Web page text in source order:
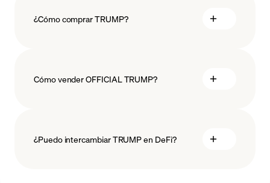
¿Cómo comprar TRUMP?
Cómo vender OFFICIAL TRUMP?
¿Puedo intercambiar TRUMP en DeFi?